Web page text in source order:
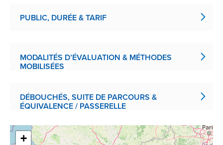
PUBLIC, DURÉE & TARIF
MODALITÉS D’ÉVALUATION & MÉTHODES
MOBILISÉES
DÉBOUCHÉS, SUITE DE PARCOURS &
ÉQUIVALENCE / PASSERELLE
+